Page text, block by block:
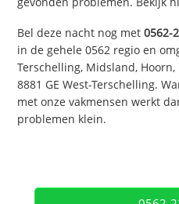
Bel deze nacht nog met0562-
in de gehele 0562 regio en
Terschelling, Midsland,
8881 GE West-Terschelling.
met onze vakmensen werkt
problemen klein.